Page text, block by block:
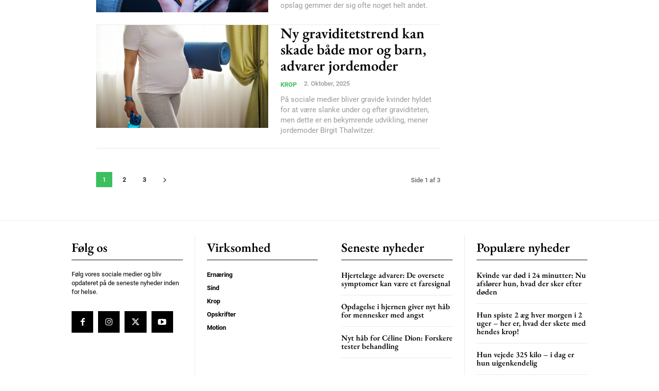
YEARLY PRICING
opslag gemmer der sig ofte noget helt andet.
Ny graviditetstrend kan
skade både mor og barn,
advarer jordemoder
KROP 2. Oktober, 2025
På sociale medier bliver gravide kvinder hyldet
for at være slanke under og efter graviditeten,
men dette er en bekymrende udvikling, mener
jordemoder Birgit Thalwitzer.
1 2 3 Side 1 af 3
Følg os
Følg vores sociale medier og bliv
opdateret på de seneste nyheder inden
for helse.
Virksomhed
Ernæring
Sind
Krop
Opskrifter
Motion
Seneste nyheder
Hjertelæge advarer: De oversete
symptomer kan være et faresignal
Opdagelse i hjernen giver nyt håb
for mennesker med angst
Nyt håb for Céline Dion: Forskere
tester behandling
Populære nyheder
Kvinde var død i 24 minutter: Nu
afslører hun, hvad der sker efter
døden
Hun spiste 2 æg hver morgen i 2
uger – her er, hvad der skete med
hendes krop!
Hun vejede 325 kilo – i dag er
hun uigenkendelig